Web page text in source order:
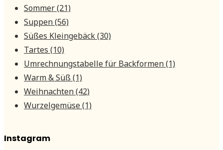
Sommer(21)
Suppen(56)
Süßes Kleingebäck(30)
Tartes (10)
Umrechnungstabelle für Backformen(1)
Warm & Süß (1)
Weihnachten(42)
Wurzelgemüse(1)
Instagram